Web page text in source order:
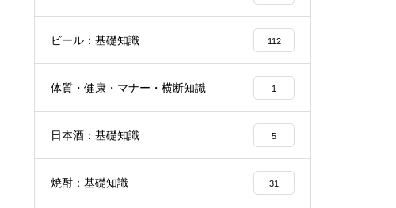
ビール：基礎知識 112
体質・健康・マナー・横断知識 1
日本酒：基礎知識 5
焼酎：基礎知識 31